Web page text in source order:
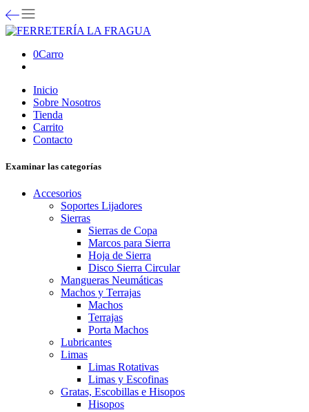
0Carro
Inicio
Sobre Nosotros
Tienda
Carrito
Contacto
Examinar las categorías
Accesorios
Soportes Lijadores
Sierras
Sierras de Copa
Marcos para Sierra
Hoja de Sierra
Disco Sierra Circular
Mangueras Neumáticas
Machos y Terrajas
Machos
Terrajas
Porta Machos
Lubricantes
Limas
Limas Rotativas
Limas y Escofinas
Gratas, Escobillas e Hisopos
Hisopos